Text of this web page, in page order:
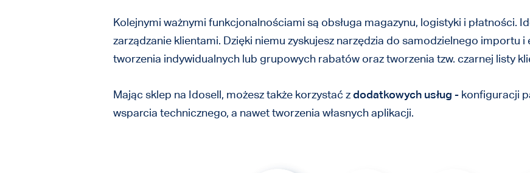
Kolejnymi ważnymi funkcjonalnościami są obsługa magazynu, logistyki i płatności.
zarządzanie klientami. Dzięki niemu zyskujesz narzędzia do samodzielnego importu
tworzenia indywidualnych lub grupowych rabatów oraz tworzenia tzw. czarnej listy
Mając sklep na Idosell, możesz także korzystać zdodatkowych usług - konfiguracji
wsparcia technicznego, a nawet tworzenia własnych aplikacji.